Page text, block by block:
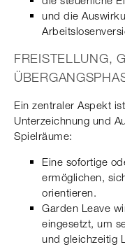
und die
FREISTELLUNG,
Ein zentraler Aspekt
Unterzeichnung und
Spielräume:
Eine sofortige
ermöglichen,
orientieren.
Garden Leave
eingesetzt, um
und gleichzeitig